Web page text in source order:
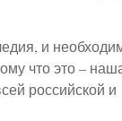
и
что это –
российской и